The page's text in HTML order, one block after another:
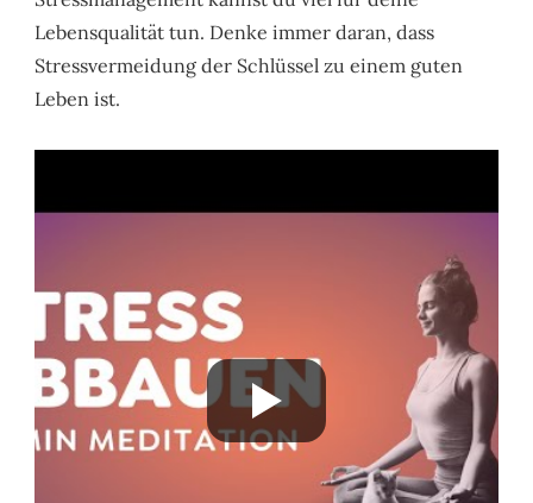
Lebensqualität tun. Denke immer daran, dass
Stressvermeidung der Schlüssel zu einem guten
Leben ist.